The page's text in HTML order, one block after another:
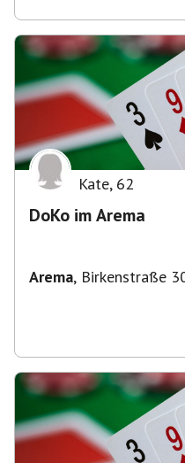
Kate, 62
DoKo im Arema
Arema, Birkenstraße